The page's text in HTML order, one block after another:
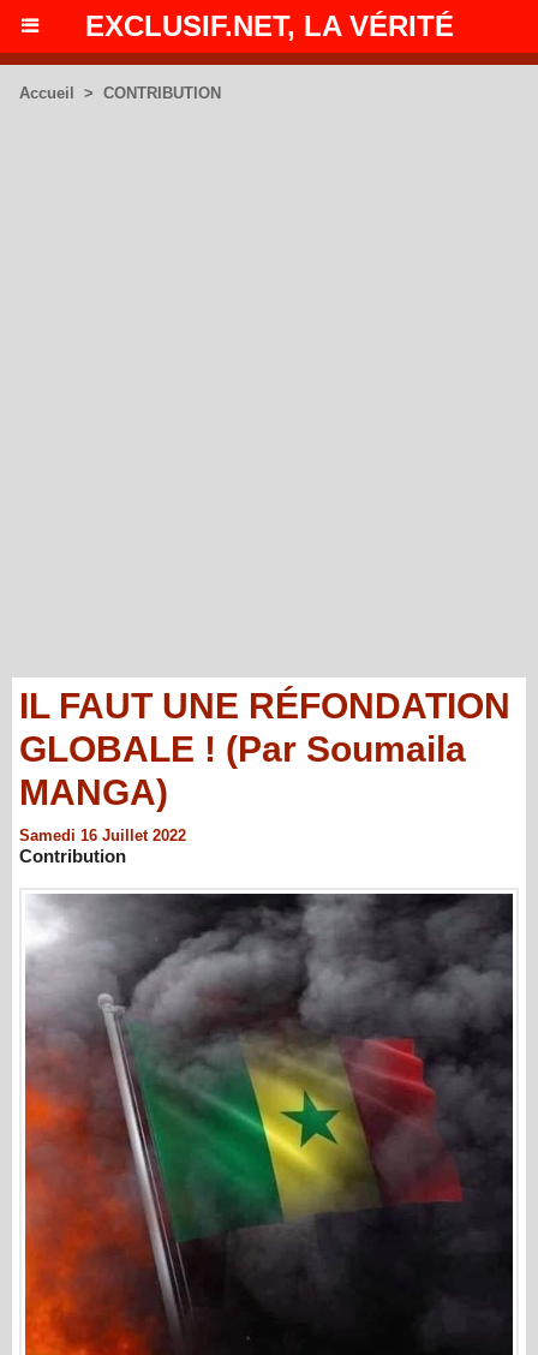
EXCLUSIF.NET, LA VÉRITÉ
Accueil > CONTRIBUTION
IL FAUT UNE RÉFONDATION
GLOBALE ! (Par Soumaila
MANGA)
Samedi 16 Juillet 2022
Contribution